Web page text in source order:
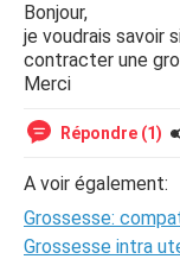
Bonjour,
je voudrais savoir
contracter une
Merci
Répondre (1)
A voir également:
Grossesse:
Grossesse intra